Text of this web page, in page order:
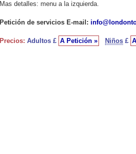
Mas detalles: menu a la izquierda.
Petición de servicios E-mail:
Precios: Adultos £ A Petición » Niños £